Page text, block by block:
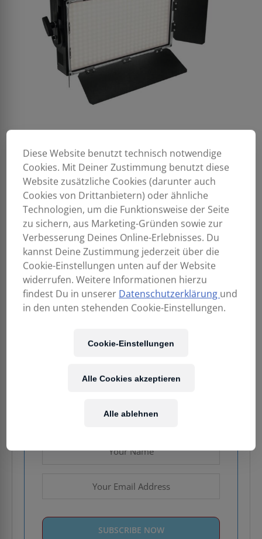
339,00€
Kostenloser Versandin AT & DE
Nicht vorrätig
Email when stock available
Diese Website benutzt technisch notwendige
Cookies. Mit Deiner Zustimmung benutzt diese
Website zusätzliche Cookies (darunter auch
Cookies von Drittanbietern) oder ähnliche
Technologien, um die Funktionsweise der Seite
zu sichern, aus Marketing-Gründen sowie zur
Verbesserung Deines Online-Erlebnisses. Du
kannst Deine Zustimmung jederzeit über die
Cookie-Einstellungen unten auf der Website
widerrufen. Weitere Informationen hierzu
findest Du in unserer Datenschutzerklärung und
in den unten stehenden Cookie-Einstellungen.
Cookie-Einstellungen
Alle ablehnen
Alle Cookies akzeptieren